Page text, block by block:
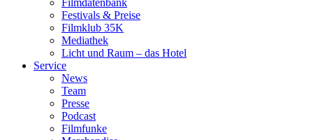
Film­da­ten­bank
Fes­ti­vals & Prei­se
Film­klub 35K
Media­thek
Licht und Raum – das Hotel
Ser­vice
News
Team
Pres­se
Pod­cast
Film­fun­ke